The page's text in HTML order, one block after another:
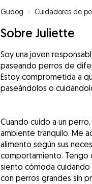
Gudog » Cuidadores de
Sobre Juliette
Soy una joven
paseando perros de
Estoy comprometida a
paseándolos o
Cuando cuido a un
ambiente tranquilo. Me
alimento según sus
comportamiento. Tengo
siento cómoda
con perros grandes sin